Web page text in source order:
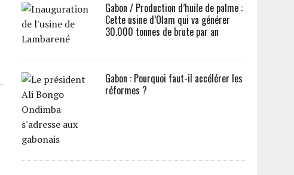
Gabon / Production d’huile de palme :
Cette usine d’Olam qui va générer
30.000 tonnes de brute par an
Gabon : Pourquoi faut-il accélérer les
réformes ?